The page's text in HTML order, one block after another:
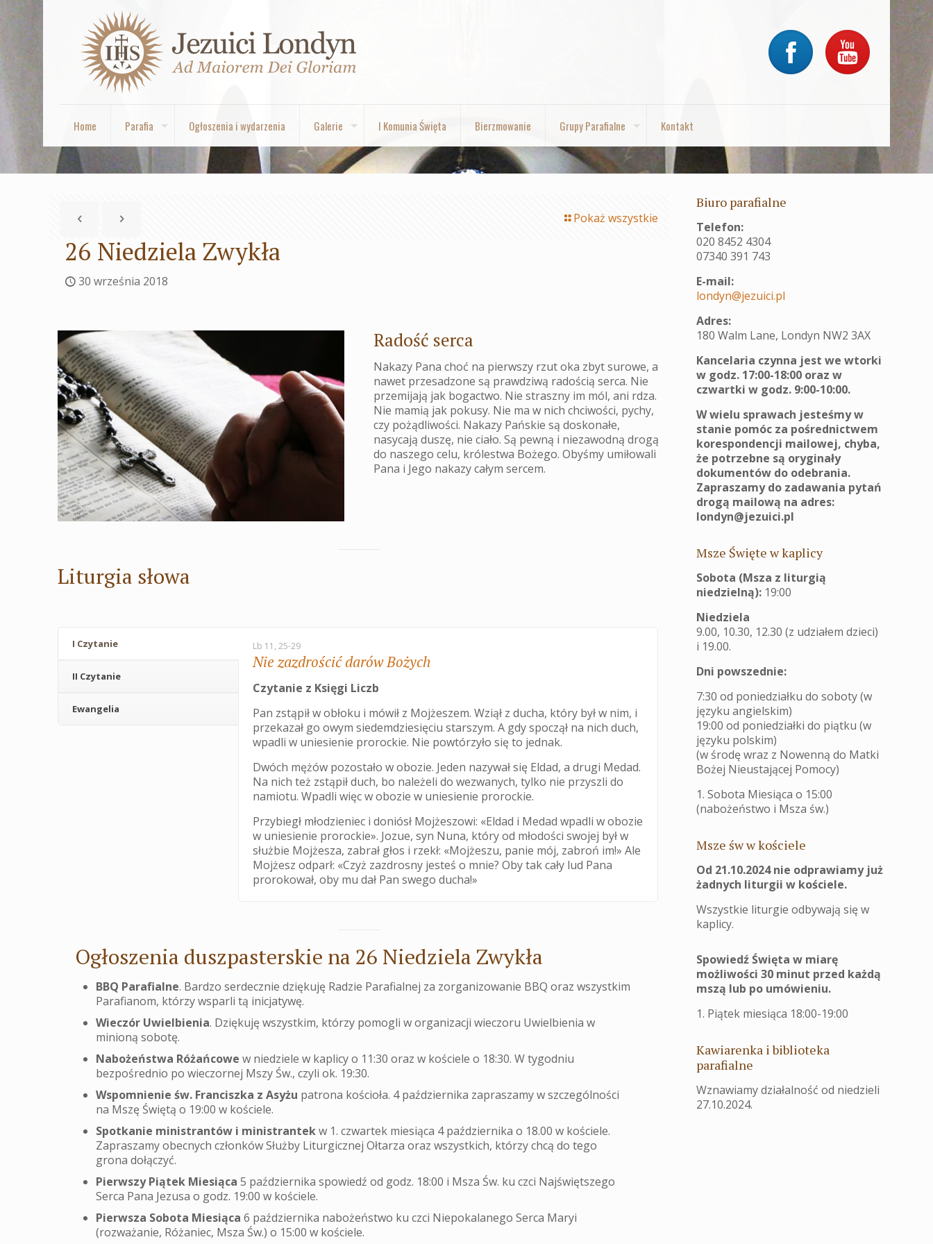
Home Parafia Ogłoszenia i wydarzenia Galerie I Komunia Święta Bierzmowanie Grupy Parafialne Kontakt
Pokaż wszystkie
26 Niedziela Zwykła
30 września 2018
Radość serca
Nakazy Pana choć na pierwszy rzut oka zbyt surowe, a
nawet przesadzone są prawdziwą radością serca. Nie
przemijają jak bogactwo. Nie straszny im mól, ani rdza.
Nie mamią jak pokusy. Nie ma w nich chciwości, pychy,
czy pożądliwości. Nakazy Pańskie są doskonałe,
nasycają duszę, nie ciało. Są pewną i niezawodną drogą
do naszego celu, królestwa Bożego. Obyśmy umiłowali
Pana i Jego nakazy całym sercem.
Liturgia słowa
I Czytanie
II Czytanie
Ewangelia
Lb 11, 25-29
Nie zazdrościć darów Bożych
Czytanie z Księgi Liczb
Pan zstąpił w obłoku i mówił z Mojżeszem. Wziął z ducha, który był w nim, i
przekazał go owym siedemdziesięciu starszym. A gdy spoczął na nich duch,
wpadli w uniesienie prorockie. Nie powtórzyło się to jednak.
Dwóch mężów pozostało w obozie. Jeden nazywał się Eldad, a drugi Medad.
Na nich też zstąpił duch, bo należeli do wezwanych, tylko nie przyszli do
namiotu. Wpadli więc w obozie w uniesienie prorockie.
Przybiegł młodzieniec i doniósł Mojżeszowi: «Eldad i Medad wpadli w obozie
w uniesienie prorockie». Jozue, syn Nuna, który od młodości swojej był w
służbie Mojżesza, zabrał głos i rzekł: «Mojżeszu, panie mój, zabroń im!» Ale
Mojżesz odparł: «Czyż zazdrosny jesteś o mnie? Oby tak cały lud Pana
prorokował, oby mu dał Pan swego ducha!»
Ogłoszenia duszpasterskie na 26 Niedziela Zwykła
BBQ Parafialne. Bardzo serdecznie dziękuję Radzie Parafialnej za zorganizowanie BBQ oraz wszystkim
Parafianom, którzy wsparli tą inicjatywę.
Wieczór Uwielbienia. Dziękuję wszystkim, którzy pomogli w organizacji wieczoru Uwielbienia w
minioną sobotę.
Nabożeństwa Różańcowe w niedziele w kaplicy o 11:30 oraz w kościele o 18:30. W tygodniu
bezpośrednio po wieczornej Mszy Św., czyli ok. 19:30.
Wspomnienie św. Franciszka z Asyżu patrona kościoła. 4 października zapraszamy w szczególności
na Mszę Świętą o 19:00 w kościele.
Spotkanie ministrantów i ministrantekw 1. czwartek miesiąca 4 października o 18.00 w kościele.
Zapraszamy obecnych członków Służby Liturgicznej Ołtarza oraz wszystkich, którzy chcą do tego
grona dołączyć.
Pierwszy Piątek Miesiąca 5 października spowiedź od godz. 18:00 i Msza Św. ku czci Najświętszego
Serca Pana Jezusa o godz. 19:00 w kościele.
Pierwsza Sobota Miesiąca 6 października nabożeństwo ku czci Niepokalanego Serca Maryi
(rozważanie, Różaniec, Msza Św.) o 15:00 w kościele.
Biuro parafialne
Telefon:
020 8452 4304
07340 391 743
E-mail:
londyn@jezuici.pl
Adres:
180 Walm Lane, Londyn NW2 3AX
Kancelaria czynna jest we wtorki
w godz. 17:00-18:00 oraz w
czwartki w godz. 9:00-10:00.
W wielu sprawach jesteśmy w
stanie pomóc za pośrednictwem
korespondencji mailowej, chyba,
że potrzebne są oryginały
dokumentów do odebrania.
Zapraszamy do zadawania pytań
drogą mailową na adres:
londyn@jezuici.pl
Msze Święte w kaplicy
Sobota (Msza z liturgią
niedzielną): 19:00
Niedziela
9.00, 10.30, 12.30 (z udziałem dzieci)
i 19.00.
Dni powszednie:
7:30 od poniedziałku do soboty (w
języku angielskim)
19:00 od poniedziałki do piątku (w
języku polskim)
(w środę wraz z Nowenną do Matki
Bożej Nieustającej Pomocy)
1. Sobota Miesiąca o 15:00
(nabożeństwo i Msza św.)
Msze św w kościele
Od 21.10.2024 nie odprawiamy już
żadnych liturgii w kościele.
Wszystkie liturgie odbywają się w
kaplicy.
Spowiedź Święta w miarę
możliwości 30 minut przed każdą
mszą lub po umówieniu.
1. Piątek miesiąca 18:00-19:00
Kawiarenka i biblioteka
parafialne
Wznawiamy działalność od niedzieli
27.10.2024.